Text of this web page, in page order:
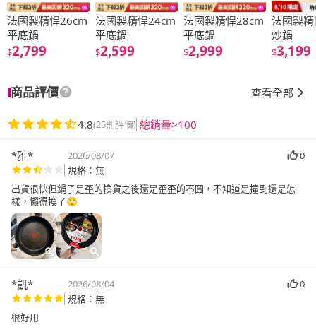
法國製精悍26cm
平底鍋
$2,799
法國製精悍24cm
平底鍋
$2,599
法國製精悍28cm
平底鍋
$2,999
法國製
炒鍋
$3,199
商品評價 查看全部
4.8(25則評價) 總銷量>100
*雅* 2026/08/07
0
規格：無
出貨很快但鍋子是歪的換貨之後還是歪歪的不圓，不知道是撞到還是怎
樣，懶得換了🙄
*凱* 2026/08/04
0
規格：無
很好用